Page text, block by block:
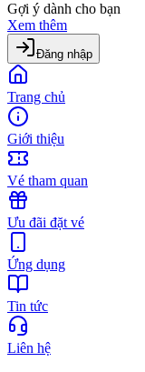
Gợi ý dành cho bạn
Xem thêm
Đăng nhập
Trang chủ
Giới thiệu
Vé tham quan
Ưu đãi đặt vé
Ứng dụng
Tin tức
Liên hệ